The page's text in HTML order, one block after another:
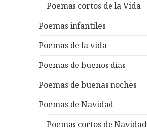
Poemas cortos de la Vida
Poemas infantiles
Poemas de la vida
Poemas de buenos días
Poemas de buenas noches
Poemas de Navidad
Poemas cortos de Navidad